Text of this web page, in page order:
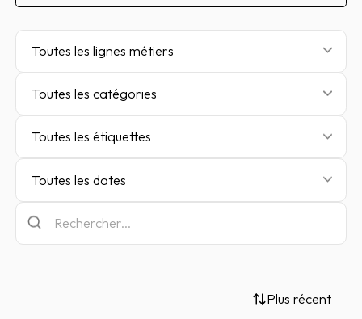
Toutes les lignes métiers
Toutes les catégories
Toutes les étiquettes
Toutes les dates
Plus récent